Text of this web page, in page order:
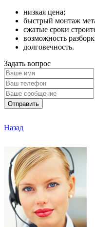
низкая цена;
быстрый монтаж
сжатые сроки
возможность
долговечность.
Задать вопрос
Отправить
Назад